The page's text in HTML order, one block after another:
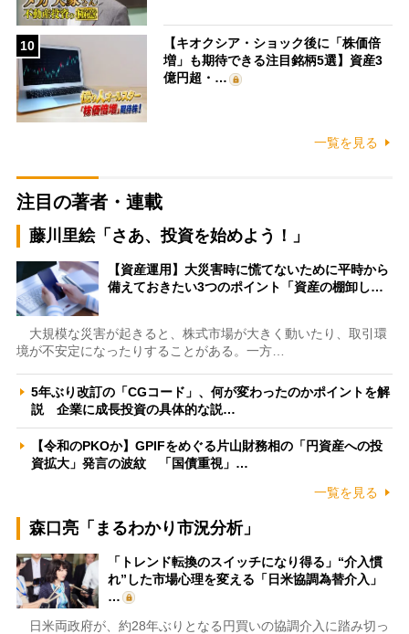
10
【キオクシア・ショック後に「株価倍
増」も期待できる注目銘柄5選】資産3
億円超・…
一覧を見る
注目の著者・連載
藤川里絵「さあ、投資を始めよう！」
【資産運用】大災害時に慌てないために平時から
備えておきたい3つのポイント「資産の棚卸し…
大規模な災害が起きると、株式市場が大きく動いたり、取引環
境が不安定になったりすることがある。一方…
5年ぶり改訂の「CGコード」、何が変わったのかポイントを解
説 企業に成長投資の具体的な説…
【令和のPKOか】GPIFをめぐる片山財務相の「円資産への投
資拡大」発言の波紋 「国債重視」…
一覧を見る
森口亮「まるわかり市況分析」
「トレンド転換のスイッチになり得る」“介入慣
れ”した市場心理を変える「日米協調為替介入」
…
日米両政府が、約28年ぶりとなる円買いの協調介入に踏み切っ